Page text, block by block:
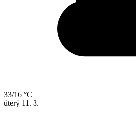
33/16 °C
úterý 11. 8.